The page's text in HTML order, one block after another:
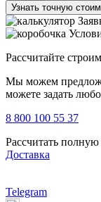
Узнать точную
Рассчитайте
Мы можем
можете задать
8 800 100 55 37
Рассчитать
Доставка
Telegram